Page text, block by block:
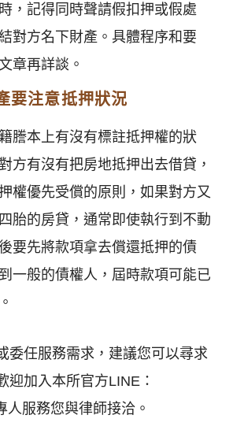
，記得同時聲請假扣押或假處
對方名下財產。具體程序和要
章再詳談。
要注意抵押狀況
謄本上有沒有標註抵押權的狀
方有沒有把房地抵押出去借貸，
權優先受償的原則，如果對方又
胎的房貸，通常即使執行到不動
要先將款項拿去償還抵押的債
一般的債權人，屆時款項可能已
委任服務需求，建議您可以尋求
迎加入本所官方LINE ：
人服務您與律師接洽。